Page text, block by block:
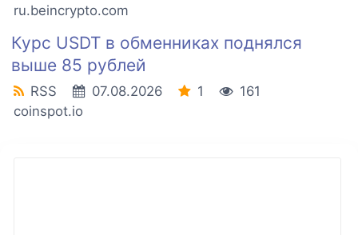
ru.beincrypto.com
Курс USDT в обменниках поднялся
выше 85 рублей
RSS 07.08.2026 1
161
coinspot.io